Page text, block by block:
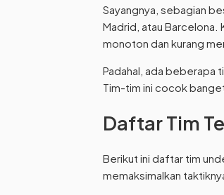
Sayangnya, sebagian
Madrid, atau Barcelona.
monoton dan kurang
Padahal, ada beberapa
Tim-tim ini cocok
Daftar Tim
Berikut ini daftar tim
memaksimalkan